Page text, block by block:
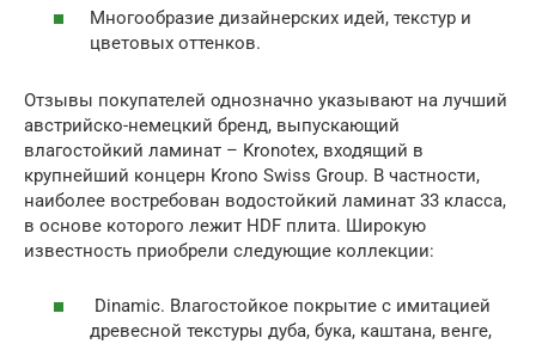
Многообразие дизайнерских идей, текстур и
цветовых оттенков.
Отзывы покупателей однозначно указывают на лучший
австрийско-немецкий бренд, выпускающий
влагостойкий ламинат – Kronotex, входящий в
крупнейший концерн Krono Swiss Group. В частности,
наиболее востребован водостойкий ламинат 33 класса,
в основе которого лежит HDF плита. Широкую
известность приобрели следующие коллекции:
Dinamic. Влагостойкое покрытие с имитацией
древесной текстуры дуба, бука, каштана, венге,